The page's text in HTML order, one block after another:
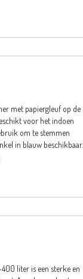
met papiergleuf op de
voor het indoen
om te stemmen
in blauw beschikbaar.
liter is een sterke en